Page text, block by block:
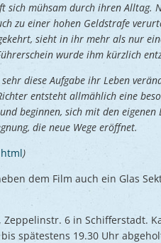
sich mühsam durch ihren Alltag.
zu einer hohen Geldstrafe
sieht in ihr mehr als nur
wurde ihm kürzlich
diese Aufgabe ihr Leben
entsteht allmählich eine
beginnen, sich mit den eigenen
die neue Wege eröffnet.
)
dem Film auch ein Glas
6 in Schifferstadt.
spätestens 19.30 Uhr